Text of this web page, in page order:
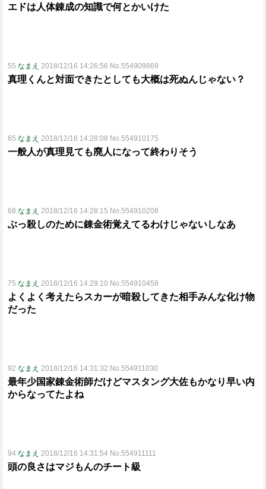
エドは人体錬成の知識で何とかいけた
55 なまえ 2018/12/16 14:26:56 No.554909869
真理くんと対面できたとしても大概は死ぬんじゃない？
65 なまえ 2018/12/16 14:28:08 No.554910175
一般人が真理見ても廃人になって終わりそう
68 なまえ 2018/12/16 14:28:15 No.554910208
ぶっ殺しのために錬金術覚えてるわけじゃないしなあ
75 なまえ 2018/12/16 14:29:10 No.554910458
よくよく考えたらスカーが暗殺してきた相手みんな化け物
だった
92 なまえ 2018/12/16 14:31:32 No.554911030
最年少国家錬金術師だけどマスタング大佐もかなり早い内
からなってたよね
94 なまえ 2018/12/16 14:31:54 No.554911111
頭の良さはマジもんのチート級